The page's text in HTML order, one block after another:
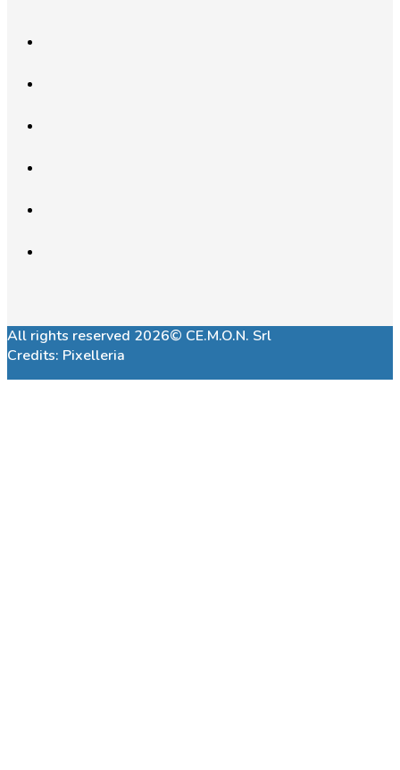
All rights reserved 2026© CE.M.O.N. Srl
Credits: Pixelleria